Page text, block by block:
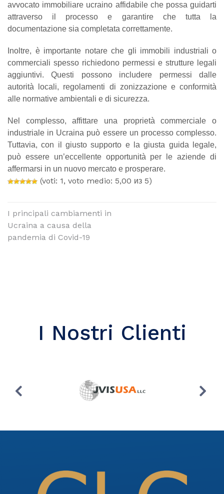
avvocato immobiliare ucraino affidabile che possa guidarti
attraverso il processo e garantire che tutta la
documentazione sia completata correttamente.
Inoltre, è importante notare che gli immobili industriali o
commerciali spesso richiedono permessi e strutture legali
aggiuntivi. Questi possono includere permessi dalle
autorità locali, regolamenti di zonizzazione e conformità
alle normative ambientali e di sicurezza.
Nel complesso, affittare una proprietà commerciale o
industriale in Ucraina può essere un processo complesso.
Tuttavia, con il giusto supporto e la giusta guida legale,
può essere un’eccellente opportunità per le aziende di
affermarsi in un nuovo mercato e prosperare.
(voti: 1, voto medio: 5,00 из 5)
I principali cambiamenti in
Ucraina a causa della
pandemia di Covid-19
I Nostri Clienti